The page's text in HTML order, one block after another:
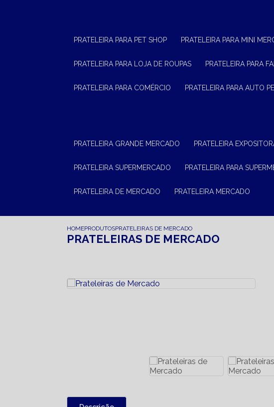
PRATELEIRA PARA PET SHOP PRATELEIRA PARA MINI
PRATELEIRA PARA LOJA DE ROUPAS PRATELEIRA PARA
PRATELEIRA PARA COMÉRCIO PRATELEIRA PARA AUTO
PRATELEIRA GRANDE MERCADO PRATELEIRA
PRATELEIRA SUPERMERCADO PRATELEIRA PARA
PRATELEIRA DE MERCADO PRATELEIRA MERCADO
HOMEPRODUTOSPRATELEIRAS DE MERCADO
PRATELEIRAS DE MERCADO